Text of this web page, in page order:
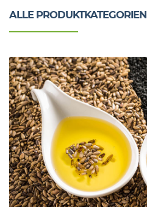
ALLE PRODUKTKATEGORIEN